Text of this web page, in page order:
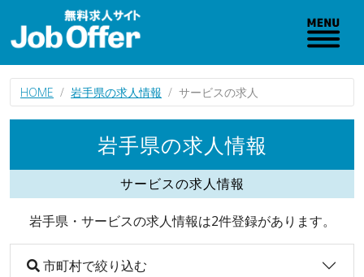
HOME 岩手県の求人情報 サービスの求人
岩手県の求人情報
サービスの求人情報
岩手県・サービスの求人情報は2件登録があります。
市町村で絞り込む